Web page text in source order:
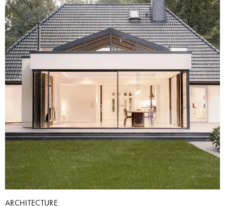
ARCHITECTURE